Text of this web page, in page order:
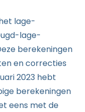
lage-
lage-
berekeningen
en correcties
2023 hebt
berekeningen
eens met de